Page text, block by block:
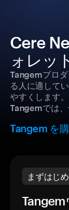
Cere
ォレッ
Tangemプロ
る人に適して
やすくします
Tangemでは、
Tangem を
まずはじ